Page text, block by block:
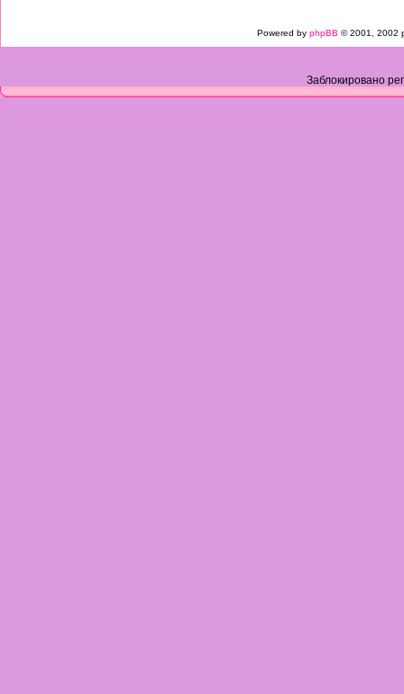
Powered byphpBB © 2001, 2002
Заблокировано